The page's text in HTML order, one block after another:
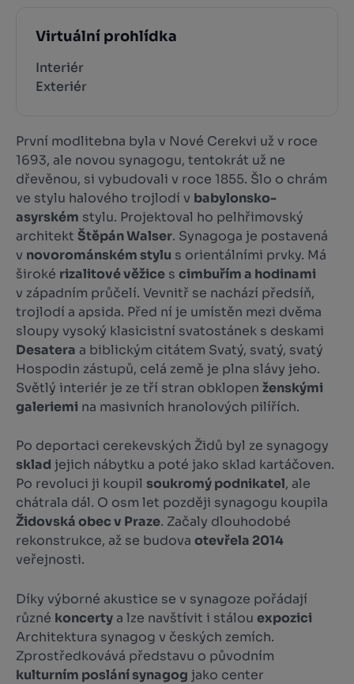
Virtuální prohlídka
Interiér
Exteriér
První modlitebna byla v Nové Cerekvi už v roce
1693, ale novou synagogu, tentokrát už ne
dřevěnou, si vybudovali v roce 1855. Šlo o chrám
ve stylu halového trojlodí v babylonsko-
asyrském stylu. Projektoval ho pelhřimovský
architekt Štěpán Walser. Synagoga je postavená
v novorománském stylu s orientálními prvky. Má
široké rizalitové věžice s cimbuřím a hodinami
v západním průčelí. Vevnitř se nachází předsíň,
trojlodí a apsida. Před ní je umístěn mezi dvěma
sloupy vysoký klasicistní svatostánek s deskami
Desatera a biblickým citátem Svatý, svatý, svatý
Hospodin zástupů, celá země je plna slávy jeho.
Světlý interiér je ze tří stran obklopen ženskými
galeriemi na masivních hranolových pilířích.
Po deportaci cerekevských Židů byl ze synagogy
sklad jejich nábytku a poté jako sklad kartáčoven.
Po revoluci ji koupil soukromý podnikatel, ale
chátrala dál. O osm let později synagogu koupila
Židovská obec v Praze. Začaly dlouhodobé
rekonstrukce, až se budova otevřela 2014
veřejnosti.
Díky výborné akustice se v synagoze pořádají
různé koncerty a lze navštívit i stálou expozici
Architektura synagog v českých zemích.
Zprostředkovává představu o původním
kulturním poslání synagog jako center